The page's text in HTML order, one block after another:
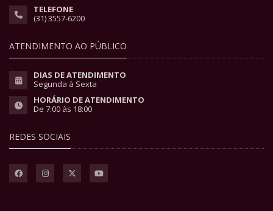
TELEFONE
(31) 3557-6200
ATENDIMENTO AO PÚBLICO
DIAS DE ATENDIMENTO
Segunda à Sexta
HORÁRIO DE ATENDIMENTO
De 7:00 às 18:00
REDES SOCIAIS